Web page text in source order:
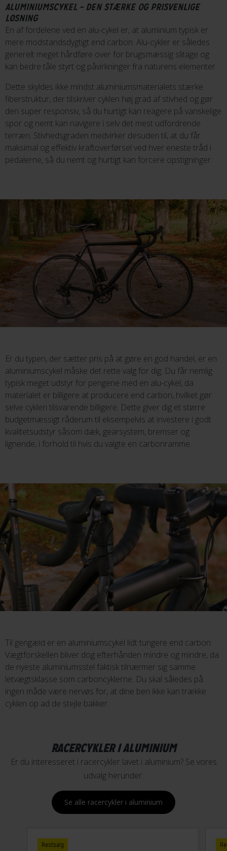
ALUMINIUMSCYKEL – DEN STÆRKE OG PRISVENLIGE
LØSNING
En af fordelene ved en alu-cykel er, at aluminium typisk er
mere modstandsdygtigt end carbon. Alu-cykler er således
generelt meget hårdføre over for brugsmæssig slitage og
kan bedre tåle styrt og påvirkninger fra naturens elementer.
Dette skyldes ikke mindst aluminiumsmaterialets stærke
fiberstruktur, der tilskriver cyklen høj grad af stivhed og gør
den super responsiv, så du hurtigt kan reagere på vanskelige
spor og nemt kan navigere i selv det mest udfordrende
terræn. Stivhedsgraden medvirker desuden til, at du får
maksimal og effektiv kraftoverførsel ved hver eneste tråd i
pedalerne, så du nemt og hurtigt kan forcere opstigninger.
Er du typen, der sætter pris på at gøre en god handel, er en
aluminiumscykel måske det rette valg for dig. Du får nemlig
typisk meget udstyr for pengene med en alu-cykel, da
materialet er billigere at producere end carbon, hvilket gør
selve cyklen tilsvarende billigere. Dette giver dig et større
budgetmæssigt råderum til eksempelvis at investere i godt
kvalitetsudstyr såsom dæk, gearsystem, bremser og
lignende, i forhold til hvis du valgte en carbonramme.
Til gengæld er en aluminiumscykel lidt tungere end carbon.
Vægtforskellen bliver dog efterhånden mindre og mindre, da
de nyeste aluminiumsstel faktisk tilnærmer sig samme
letvægtsklasse som carboncyklerne. Du skal således på
ingen måde være nervøs for, at dine ben ikke kan trække
cyklen op ad de stejle bakker.
RACERCYKLER I ALUMINIUM
Er du interesseret i racercykler lavet i aluminium? Se vores
udvalg herunder.
Se alle racercykler i aluminium
Restsalg